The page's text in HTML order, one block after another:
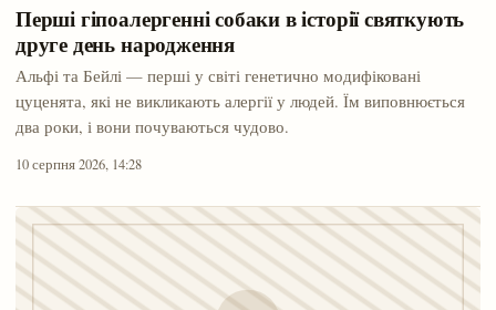
Перші гіпоалергенні собаки в історії святкують
друге день народження
Альфі та Бейлі — перші у світі генетично модифіковані
цуценята, які не викликають алергії у людей. Їм виповнюється
два роки, і вони почуваються чудово.
10 серпня 2026, 14:28